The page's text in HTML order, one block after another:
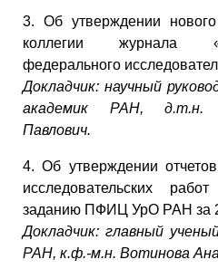
3. Об утверждении
коллегии журнала
федерального
Докладчик: научный
академик РАН, д.т.н.
Павлович.
4. Об утверждении
исследовательских
заданию ПФИЦ УрО РАН за
Докладчик: главный
РАН, к.ф.-м.н. Вотинова